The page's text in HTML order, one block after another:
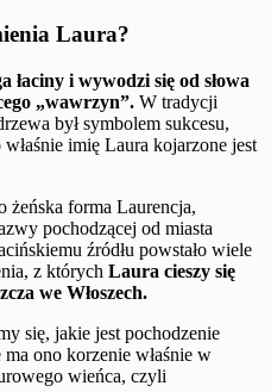
Laura?
łaciny i wywodzi się od słowa
„wawrzyn”. W tradycji
był symbolem sukcesu,
imię Laura kojarzone jest
żeńska forma Laurencja,
pochodzącej od miasta
źródłu powstało wiele
z których Laura cieszy się
we Włoszech.
się, jakie jest pochodzenie
ono korzenie właśnie w
wieńca, czyli